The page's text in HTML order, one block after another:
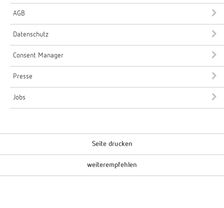
AGB
Datenschutz
Consent Manager
Presse
Jobs
Seite drucken
weiterempfehlen